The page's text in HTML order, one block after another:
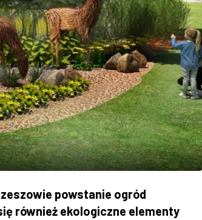
powstanie ogród
również ekologiczne elementy